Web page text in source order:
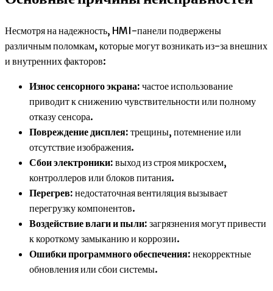
Несмотря на надежность, HMI-панели подвержены
различным поломкам, которые могут возникать из-за внешних
и внутренних факторов:
Износ сенсорного экрана: частое использование
приводит к снижению чувствительности или полному
отказу сенсора.
Повреждение дисплея: трещины, потемнение или
отсутствие изображения.
Сбои электроники: выход из строя микросхем,
контроллеров или блоков питания.
Перегрев: недостаточная вентиляция вызывает
перегрузку компонентов.
Воздействие влаги и пыли: загрязнения могут привести
к короткому замыканию и коррозии.
Ошибки программного обеспечения: некорректные
обновления или сбои системы.